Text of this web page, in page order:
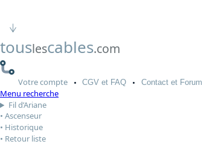
touslescables.com
Votrecompte CGV et FAQ Contactet Forum
Menu recherche
Fil d’Ariane
Ascenseur
Historique
Retour liste